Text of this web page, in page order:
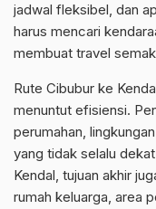
jadwal fleksibel, dan
harus mencari
membuat travel
Rute Cibubur ke
menuntut efisiensi.
perumahan,
yang tidak selalu
Kendal, tujuan akhir
rumah keluarga, area